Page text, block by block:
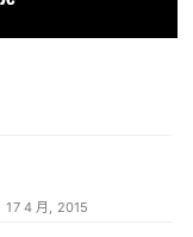
17 4 月, 2015